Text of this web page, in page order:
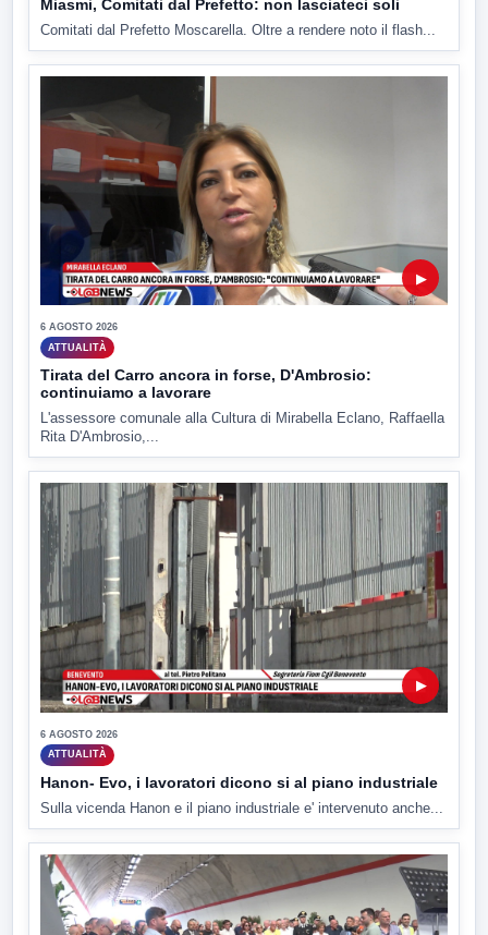
Miasmi, Comitati dal Prefetto: non lasciateci soli
Comitati dal Prefetto Moscarella. Oltre a rendere noto il flash...
▶
6 AGOSTO 2026
ATTUALITÀ
Tirata del Carro ancora in forse, D'Ambrosio:
continuiamo a lavorare
L'assessore comunale alla Cultura di Mirabella Eclano, Raffaella
Rita D'Ambrosio,...
▶
6 AGOSTO 2026
ATTUALITÀ
Hanon- Evo, i lavoratori dicono si al piano industriale
Sulla vicenda Hanon e il piano industriale e' intervenuto anche...